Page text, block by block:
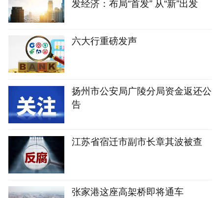
发经济：布局“首发” 从“新”出发
六大行重磅发声
扬州市公安局广陵分局资金返还公
告
江苏省宿迁市副市长章其波被查
张家港这座高架桥即将通车